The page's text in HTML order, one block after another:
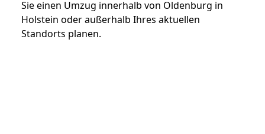
Sie einen Umzug innerhalb von Oldenburg in
Holstein oder außerhalb Ihres aktuellen
Standorts planen.